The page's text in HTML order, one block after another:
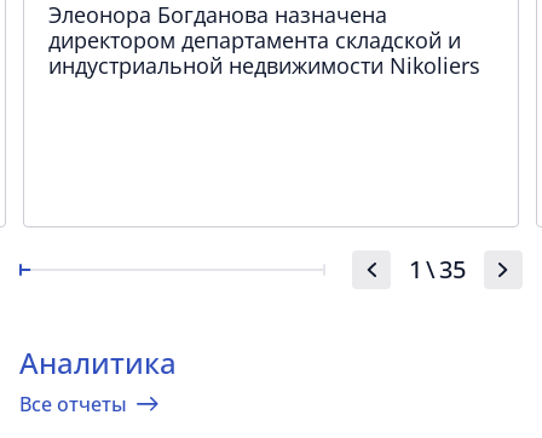
Элеонора Богданова назначена
директором департамента складской и
индустриальной недвижимости Nikoliers
1 \35
Аналитика
Все отчеты